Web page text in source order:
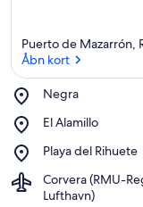
Puerto de Mazarrón,
Åbn kort
Negra
Place,
El Alamillo
Place,
Alamillo
Playa del Rihuete
Place,
del
Rihuete
Corvera (RMU-
Lufthavn)
Airport,
Corvera